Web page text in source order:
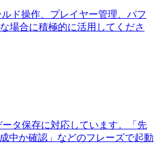
ド操作、プレイヤー管理、パフ
場合に積極的に活用してくださ
タ保存に対応しています。「先
中か確認」などのフレーズで起動